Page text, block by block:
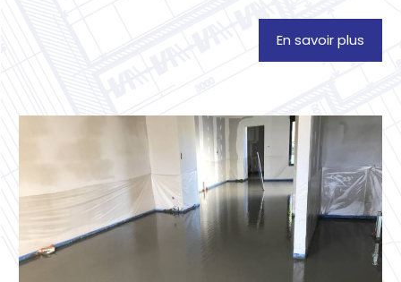
En savoir plus